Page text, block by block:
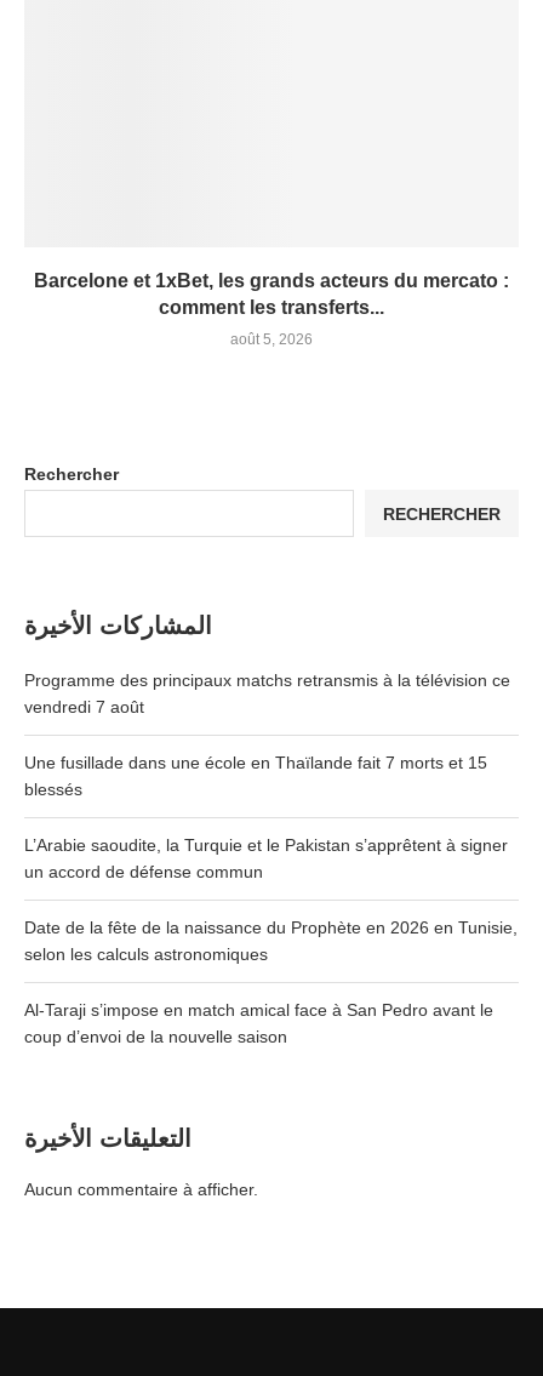
Barcelone et 1xBet, les grands acteurs du mercato :
comment les transferts...
août 5, 2026
Rechercher
RECHERCHER
المشاركات الأخيرة
Programme des principaux matchs retransmis à la télévision ce
vendredi 7 août
Une fusillade dans une école en Thaïlande fait 7 morts et 15
blessés
L’Arabie saoudite, la Turquie et le Pakistan s’apprêtent à signer
un accord de défense commun
Date de la fête de la naissance du Prophète en 2026 en Tunisie,
selon les calculs astronomiques
Al-Taraji s’impose en match amical face à San Pedro avant le
coup d’envoi de la nouvelle saison
التعليقات الأخيرة
Aucun commentaire à afficher.